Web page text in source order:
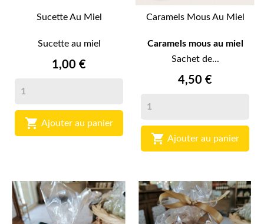
Sucette Au Miel
Sucette au miel
1,00 €
 Ajouter au panier
Caramels Mous Au Miel
Caramels mous au miel
Sachet de...
4,50 €
 Ajouter au panier